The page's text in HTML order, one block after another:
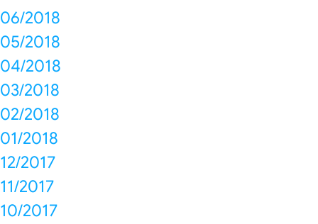
06/2018
05/2018
04/2018
03/2018
02/2018
01/2018
12/2017
11/2017
10/2017